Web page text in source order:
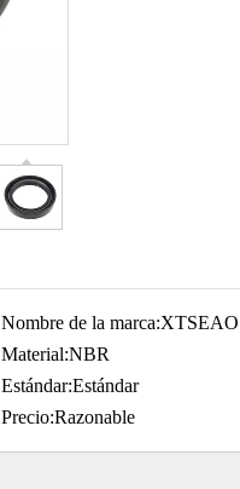
Nombre de la marca:XTSEAO
Material:NBR
Estándar:Estándar
Precio:Razonable